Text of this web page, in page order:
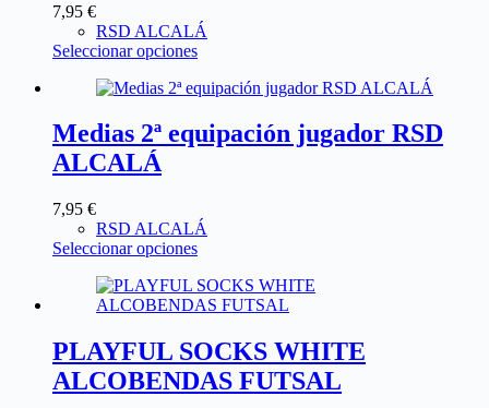
7,95 €
RSD ALCALÁ
Seleccionar opciones
Medias 2ª equipación jugador RSD
ALCALÁ
7,95 €
RSD ALCALÁ
Seleccionar opciones
PLAYFUL SOCKS WHITE
ALCOBENDAS FUTSAL